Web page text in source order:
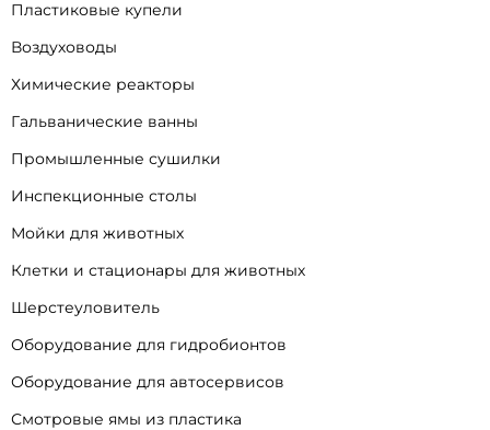
Пластиковые купели
Воздуховоды
Химические реакторы
Гальванические ванны
Промышленные сушилки
Инспекционные столы
Мойки для животных
Клетки и стационары для животных
Шерстеуловитель
Оборудование для гидробионтов
Оборудование для автосервисов
Смотровые ямы из пластика